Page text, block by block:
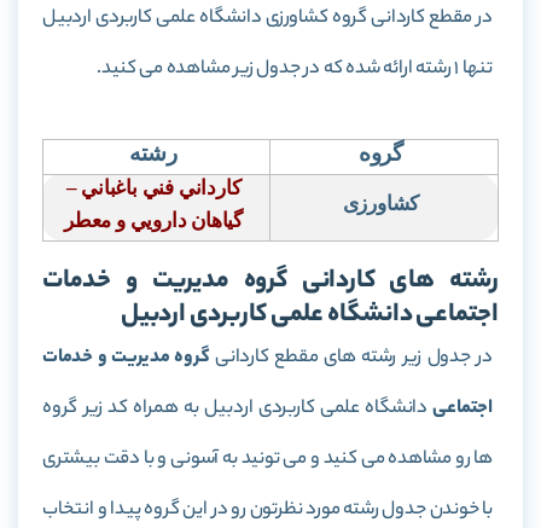
در مقطع کاردانی گروه کشاورزی دانشگاه علمی کاربردی اردبیل
تنها 1 رشته ارائه شده که در جدول زیر مشاهده می کنید.
گروه رشته
کشاورزی
كارداني فني باغباني –
گياهان دارويي و معطر
رشته های کاردانی گروه مدیریت و خدمات
اجتماعی دانشگاه علمی کاربردی اردبیل
در جدول زیر رشته های مقطع کاردانیگروه مدیریت و خدمات
اجتماعیدانشگاه علمی کاربردی اردبیل به همراه کد زیر گروه
ها رو مشاهده می کنید و می تونید به آسونی و با دقت بیشتری
با خوندن جدول رشته مورد نظرتون رو در این گروه پیدا و انتخاب